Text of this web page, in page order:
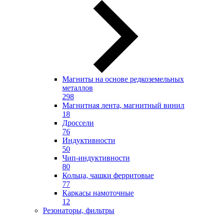
Магниты на основе редкоземельных
металлов
298
Магнитная лента, магнитный винил
18
Дроссели
76
Индуктивности
50
Чип-индуктивности
80
Кольца, чашки ферритовые
77
Каркасы намоточные
12
Резонаторы, фильтры